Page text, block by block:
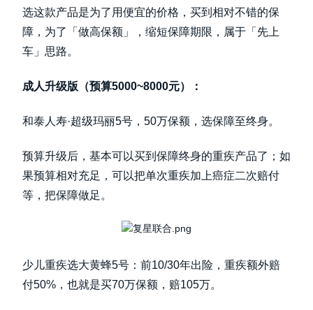
选这款产品是为了用便宜的价格，买到相对不错的保
障，为了「做高保额」，缩短保障期限，属于「先上
车」思路。
成人升级版（预算5000~8000元）：
和泰人寿·超级玛丽5号，50万保额，选保障至终身。
预算升级后，基本可以买到保障终身的重疾产品了；如
果预算相对充足，可以把单次重疾加上癌症二次赔付
等，把保障做足。
少儿重疾选大黄蜂5号：前10/30年出险，重疾额外赔
付50%，也就是买70万保额，赔105万。